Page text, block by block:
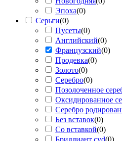
Эпоха(0)
Серьги(0)
Пусеты(0)
Английский(0)
Французский(0)
Продевка(0)
Золото(0)
Серебро(0)
Позолоченное
Оксидированное
Серебро
Без вставок(0)
Со вставкой(0)
Бриллиант cvd(0)